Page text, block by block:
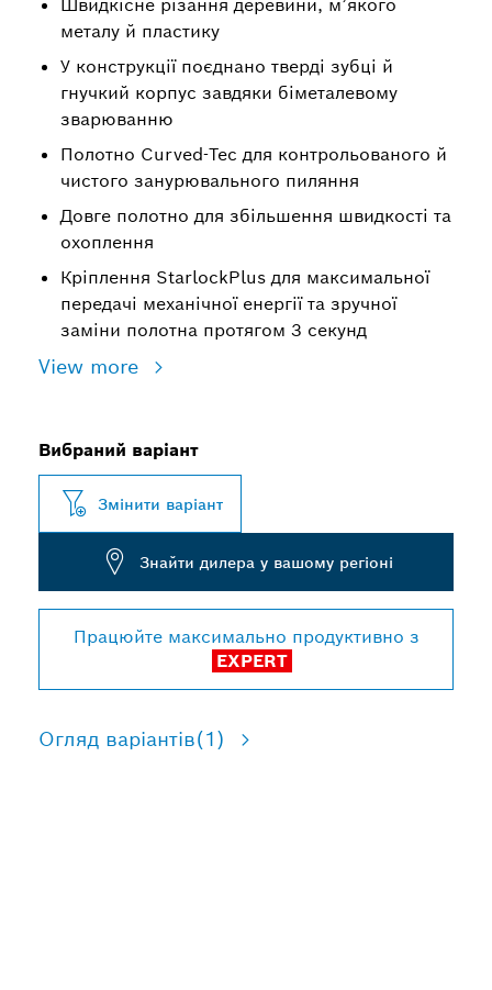
Швидкісне різання деревини, м’якого
металу й пластику
У конструкції поєднано тверді зубці й
гнучкий корпус завдяки біметалевому
зварюванню
Полотно Curved-Tec для контрольованого й
чистого занурювального пиляння
Довге полотно для збільшення швидкості та
охоплення
Кріплення StarlockPlus для максимальної
передачі механічної енергії та зручної
заміни полотна протягом 3 секунд
View more
Вибраний варіант
Змінити варіант
Знайти дилера у вашому регіоні
Працюйте максимально продуктивно з
EXPERT
Огляд варіантів(1)